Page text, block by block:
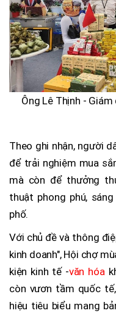
Ông Lê Thịnh -
Theo ghi nhận, người
để trải nghiệm mua
mà còn để thưởng
thuật phong phú,
phố.
Với chủ đề và thông
kinh doanh", Hội chợ
kiện kinh tế -văn hóa
còn vươn tầm quốc
hiệu tiêu biểu mang